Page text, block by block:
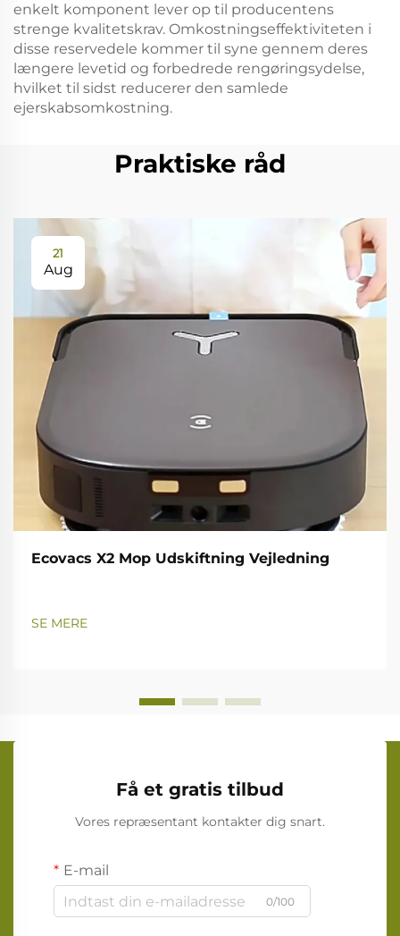
enkelt komponent lever op til producentens
strenge kvalitetskrav. Omkostningseffektiviteten i
disse reservedele kommer til syne gennem deres
længere levetid og forbedrede rengøringsydelse,
hvilket til sidst reducerer den samlede
ejerskabsomkostning.
Praktiske råd
21
Aug
Ecovacs X2 Mop Udskiftning Vejledning
SE MERE
Få et gratis tilbud
Vores repræsentant kontakter dig snart.
E-mail
0/100